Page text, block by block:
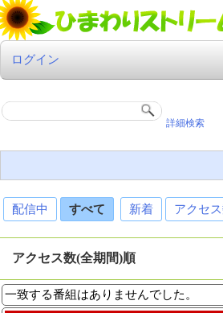
ログイン
詳細検索
配信中 すべて 新着 アクセ
アクセス数(全期間)順
一致する番組はありませんでした。